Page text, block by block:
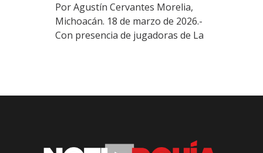
Por Agustín Cervantes Morelia,
Michoacán. 18 de marzo de 2026.-
Con presencia de jugadoras de La